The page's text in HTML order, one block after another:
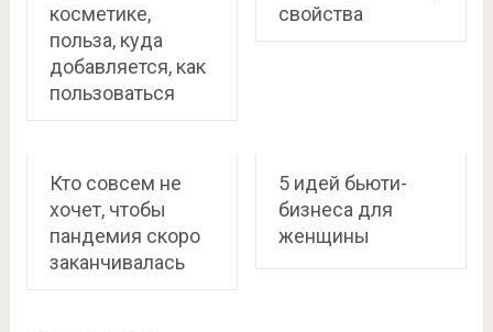
косметике,
польза, куда
добавляется, как
пользоваться
свойства
Кто совсем не
хочет, чтобы
пандемия скоро
заканчивалась
5 идей бьюти-
бизнеса для
женщины